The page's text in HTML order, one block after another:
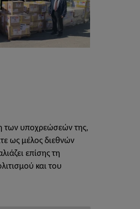
των υποχρεώσεών της,
ως μέλος διεθνών
επίσης τη
και του